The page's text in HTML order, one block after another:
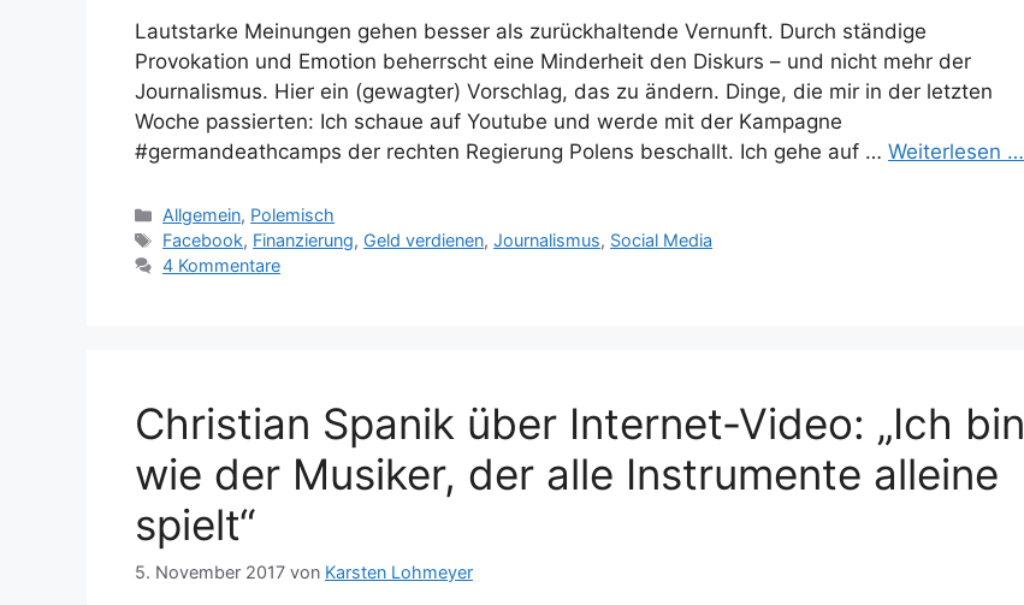
Lautstarke Meinungen gehen besser als zurückhaltende Vernunft. Durch ständige
Provokation und Emotion beherrscht eine Minderheit den Diskurs – und nicht mehr der
Journalismus. Hier ein (gewagter) Vorschlag, das zu ändern. Dinge, die mir in der letzten
Woche passierten: Ich schaue auf Youtube und werde mit der Kampagne
#germandeathcamps der rechten Regierung Polens beschallt. Ich gehe auf … Weiterlesen …
Kategorien
Allgemein, Polemisch
Schlagwörter
Facebook, Finanzierung, Geld verdienen,Journalismus, Social Media
4 Kommentare
Christian Spanik über Internet-Video: „Ich bin
wie der Musiker, der alle Instrumente alleine
spielt“
5. November 2017 von Karsten Lohmeyer